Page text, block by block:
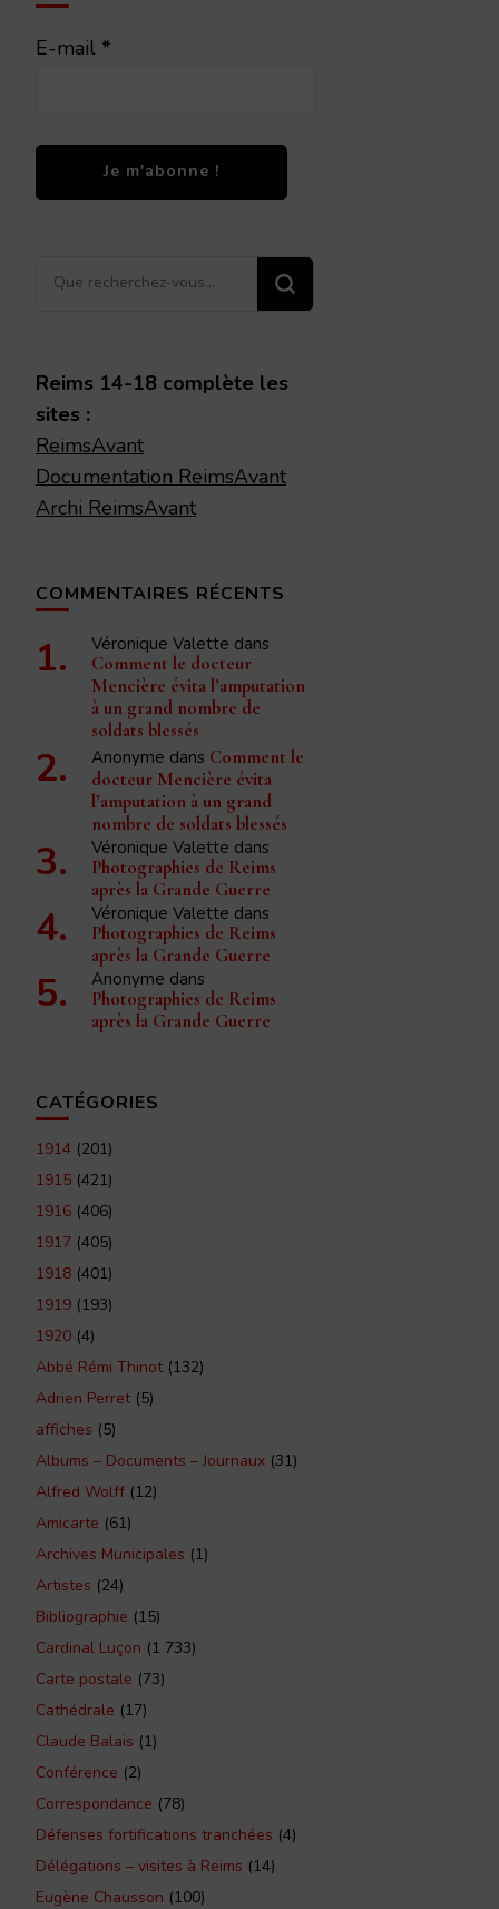
E-mail *
Vous
Reims 14-18 complète les
sites :
ReimsAvant
Documentation ReimsAvant
Archi ReimsAvant
COMMENTAIRES RÉCENTS
Véronique Valette dans
Comment le docteur
Mencière évita l’amputation
à un grand nombre de
soldats blessés
Anonyme dans Comment le
docteur Mencière évita
l’amputation à un grand
nombre de soldats blessés
Véronique Valette dans
Photographies de Reims
après la Grande Guerre
Véronique Valette dans
Photographies de Reims
après la Grande Guerre
Anonyme dans
Photographies de Reims
après la Grande Guerre
CATÉGORIES
1914 (201)
1915 (421)
1916 (406)
1917 (405)
1918 (401)
1919 (193)
1920 (4)
Abbé Rémi Thinot(132)
Adrien Perret(5)
affiches (5)
Albums – Documents – Journaux (31)
Alfred Wolff (12)
Amicarte (61)
Archives Municipales (1)
Artistes (24)
Bibliographie (15)
Cardinal Luçon (1 733)
Carte postale (73)
Cathédrale (17)
Claude Balais (1)
Conférence (2)
Correspondance (78)
Défenses fortifications tranchées (4)
Délégations – visites à Reims (14)
Eugène Chausson (100)